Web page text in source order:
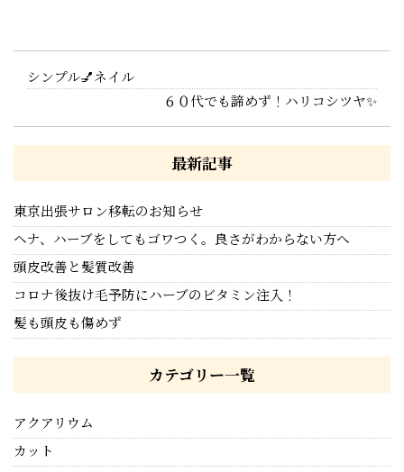
シンプル💅ネイル
６０代でも諦めず！ハリコシツヤ✨
最新記事
東京出張サロン移転のお知らせ
ヘナ、ハーブをしてもゴワつく。良さがわからない方へ
頭皮改善と髪質改善
コロナ後抜け毛予防にハーブのビタミン注入！
髪も頭皮も傷めず
カテゴリー一覧
アクアリウム
カット